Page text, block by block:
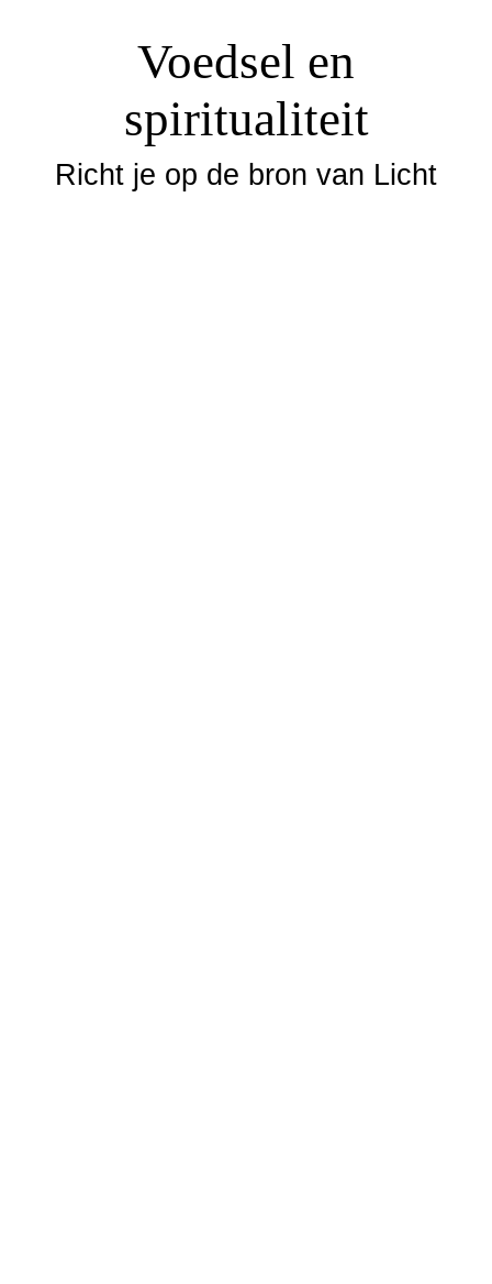
Voedsel en
spiritualiteit
Richt je op de bron van Licht